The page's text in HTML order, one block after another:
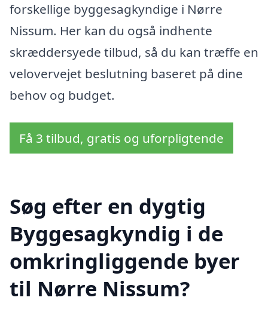
forskellige byggesagkyndige i Nørre
Nissum. Her kan du også indhente
skræddersyede tilbud, så du kan træffe en
velovervejet beslutning baseret på dine
behov og budget.
Få 3 tilbud, gratis og uforpligtende
Søg efter en dygtig
Byggesagkyndig i de
omkringliggende byer
til Nørre Nissum?